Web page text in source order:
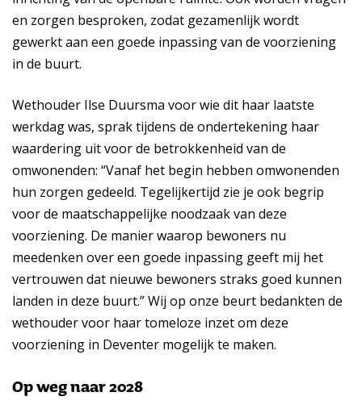
en zorgen besproken, zodat gezamenlijk wordt
gewerkt aan een goede inpassing van de voorziening
in de buurt.
Wethouder Ilse Duursma voor wie dit haar laatste
werkdag was, sprak tijdens de ondertekening haar
waardering uit voor de betrokkenheid van de
omwonenden: “Vanaf het begin hebben omwonenden
hun zorgen gedeeld. Tegelijkertijd zie je ook begrip
voor de maatschappelijke noodzaak van deze
voorziening. De manier waarop bewoners nu
meedenken over een goede inpassing geeft mij het
vertrouwen dat nieuwe bewoners straks goed kunnen
landen in deze buurt.” Wij op onze beurt bedankten de
wethouder voor haar tomeloze inzet om deze
voorziening in Deventer mogelijk te maken.
Op weg naar 2028